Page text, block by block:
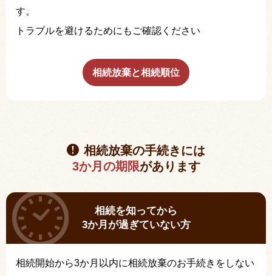
す。
トラブルを避けるためにもご確認ください
相続放棄と相続順位
相続放棄の手続きには
3か月の期限があります
相続を知ってから
3か月が過ぎていない方
相続開始から3か月以内に相続放棄のお手続きをしない